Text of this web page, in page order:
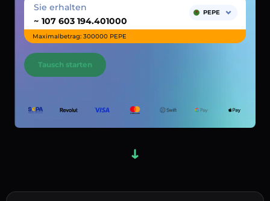
Sie erhalten
~
PEPE
Maximalbetrag: 300000 PEPE
Tausch starten